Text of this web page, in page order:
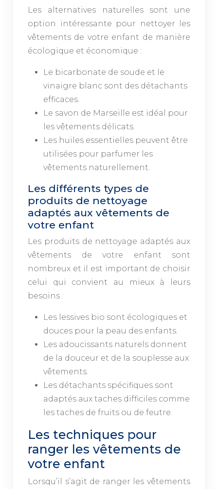
Les alternatives naturelles sont une
option intéressante pour nettoyer les
vêtements de votre enfant de manière
écologique et économique :
Le bicarbonate de soude et le
vinaigre blanc sont des détachants
efficaces.
Le savon de Marseille est idéal pour
les vêtements délicats.
Les huiles essentielles peuvent être
utilisées pour parfumer les
vêtements naturellement.
Les différents types de
produits de nettoyage
adaptés aux vêtements de
votre enfant
Les produits de nettoyage adaptés aux
vêtements de votre enfant sont
nombreux et il est important de choisir
celui qui convient au mieux à leurs
besoins :
Les lessives bio sont écologiques et
douces pour la peau des enfants.
Les adoucissants naturels donnent
de la douceur et de la souplesse aux
vêtements.
Les détachants spécifiques sont
adaptés aux taches difficiles comme
les taches de fruits ou de feutre.
Les techniques pour
ranger les vêtements de
votre enfant
Lorsqu’il s’agit de ranger les vêtements